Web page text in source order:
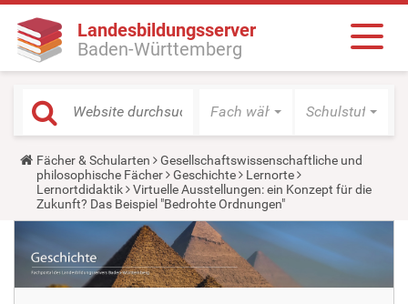
Landesbildungsserver
Baden-Württemberg
Fach wählen Schulstufe
Y
o
u
a
r
e
r
e
Fächer & Schularten
Gesellschaftswissenschaftliche und
philosophische Fächer
Geschichte
Lernorte
Lernortdidaktik
Virtuelle Ausstellungen: ein Konzept für die
Zukunft? Das Beispiel "Bedrohte Ordnungen"